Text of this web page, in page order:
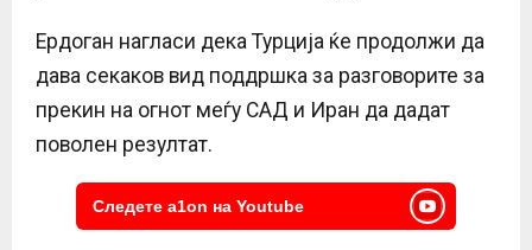
Ердоган нагласи дека Турција ќе продолжи да
дава секаков вид поддршка за разговорите за
прекин на огнот меѓу САД и Иран да дадат
поволен резултат.
Следете a1on на Youtube